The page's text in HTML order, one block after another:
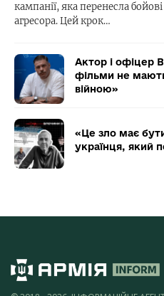
кампанії, яка перенесла
агресора. Цей крок…
Актор і офіцер
фільми не мають
війною»
«Це зло має
українця, який